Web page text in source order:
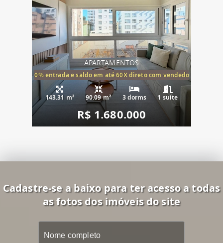
APARTAMENTOS
20% entrada e saldo em até 60X direto com vendedor
143.31 m² 90.09 m² 3 dorms 1 suíte
R$ 1.680.000
Cadastre-se a baixo para ter acesso a todas
as fotos dos imóveis do site